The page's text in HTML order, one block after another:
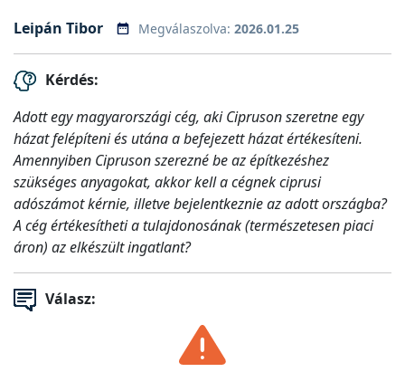
Leipán Tibor Megválaszolva: 2026.01.25
Kérdés:
Adott egy magyarországi cég, aki Cipruson szeretne egy
házat felépíteni és utána a befejezett házat értékesíteni.
Amennyiben Cipruson szerezné be az építkezéshez
szükséges anyagokat, akkor kell a cégnek ciprusi
adószámot kérnie, illetve bejelentkeznie az adott országba?
A cég értékesítheti a tulajdonosának (természetesen piaci
áron) az elkészült ingatlant?
Válasz: